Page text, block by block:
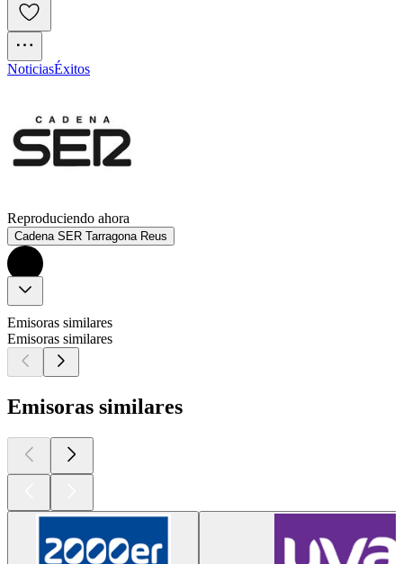
NoticiasÉxitos
Reproduciendo ahora
Cadena SER Tarragona Reus
Emisoras similares
Emisoras similares
Emisoras similares